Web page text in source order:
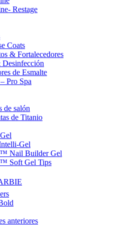
Restage
Coats
& Fortalecedores
Desinfección
de Esmalte
Pro Spa
de salón
de Titanio
Gel
Nail Builder Gel
Soft Gel Tips
anteriores